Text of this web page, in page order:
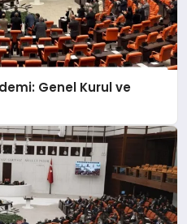
Genel Kurul ve